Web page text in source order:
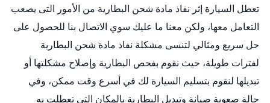
تعطل السيارة إثر نفاذ مادة شحن البطارية من الأمور التى يصعب
التعامل معها، ولكن معنا ما عليك سوي الاتصال بنا للحصول على
حل سريع ومثالي لتنسى مشكلة نفاذ مادة شحن البطارية
لفترات طويلة، حيث نقوم بفحص البطارية وإصلاح مشكلتها أو
تبديلها لنقوم بتسليم السيارة لك في أسرع وقت ممكن، وفي
حالة صعوبة صيانة وتبديل البطارية بالمكان التى تعطلت به